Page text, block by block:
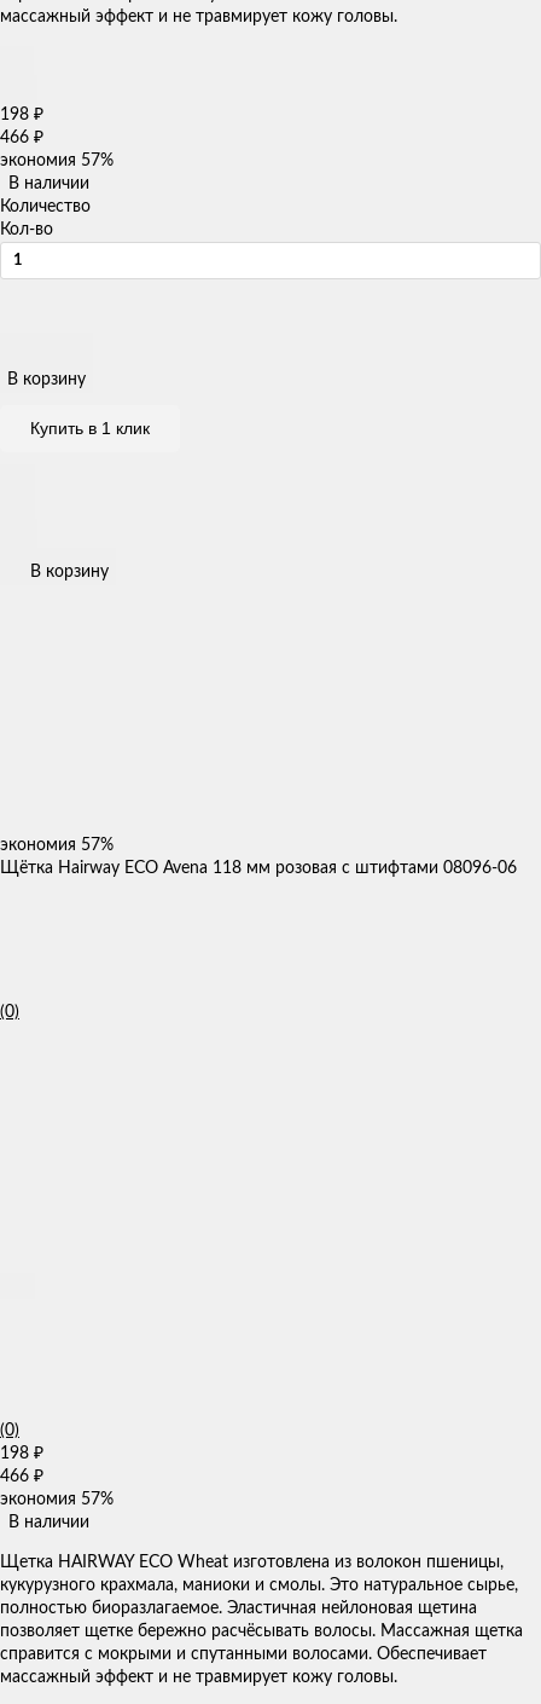
массажный эффект и не травмирует кожу головы.
198 ₽
466 ₽
экономия 57%
В наличии
Количество
Кол-во
В корзину
Купить в 1 клик
В корзину
экономия 57%
Щётка Hairway ECO Avena 118 мм розовая с штифтами 08096-06
(0)
(0)
198 ₽
466 ₽
экономия 57%
В наличии
Щетка HAIRWAY ECO Wheat изготовлена из волокон пшеницы,
кукурузного крахмала, маниоки и смолы. Это натуральное сырье,
полностью биоразлагаемое. Эластичная нейлоновая щетина
позволяет щетке бережно расчёсывать волосы. Массажная щетка
справится с мокрыми и спутанными волосами. Обеспечивает
массажный эффект и не травмирует кожу головы.